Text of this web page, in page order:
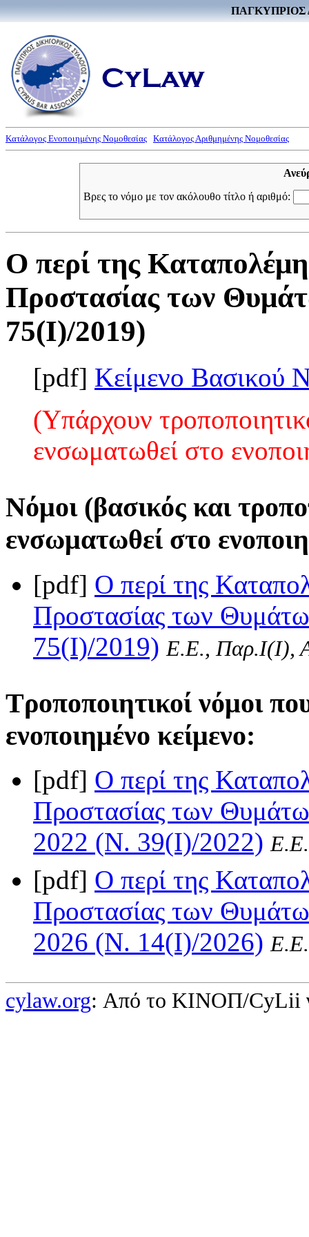
ΠΑΓΚΥΠΡΙΟΣ
Κατάλογος Ενοποιημένης Νομοθεσίας Κατάλογος Αριθμημένης Νομοθεσίας
Βρες το νόμο με τον ακόλουθο τίτλο ή αριθμό:
Ο περί της
Προστασίας των
75(I)/2019)
[pdf] Κείμενο Βασικού
(Υπάρχουν
ενσωματωθεί στο
Νόμοι (βασικός και
ενσωματωθεί στο
[pdf] Ο περί της
Προστασίας των
75(I)/2019) Ε.Ε., Παρ.Ι(I),
Τροποποιητικοί νόμοι
ενοποιημένο κείμενο:
[pdf] Ο περί της
Προστασίας των
2022 (Ν. 39(I)/2022)
[pdf] Ο περί της
Προστασίας των
2026 (Ν. 14(I)/2026)
cylaw.org: Από το ΚΙΝOΠ/CyLii